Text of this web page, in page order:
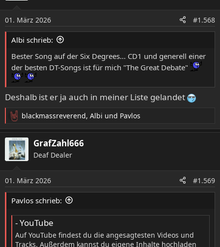
n
e
n
01. März 2026 #1.568
Albi schrieb:
Bester Song auf der Six Degrees... CD1 und generell einer
der besten DT-Songs ist für mich "The Great Debate"
Deshalb ist er ja auch in meiner Liste gelandet
R
e
a
k
t
n
e
n
blackmassreverend, Albi und Pavlos
GrafZahl666
Deaf Dealer
01. März 2026 #1.569
Pavlos schrieb:
- YouTube
Auf YouTube findest du die angesagtesten Videos und
Tracks. Außerdem kannst du eigene Inhalte hochladen